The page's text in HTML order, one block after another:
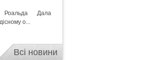
Роальда Дала
о...
Всі новини